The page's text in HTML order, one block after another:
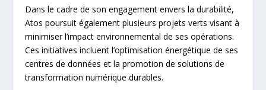
Dans le cadre de son engagement envers la durabilité,
Atos poursuit également plusieurs projets verts visant à
minimiser l’impact environnemental de ses opérations.
Ces initiatives incluent l’optimisation énergétique de ses
centres de données et la promotion de solutions de
transformation numérique durables.